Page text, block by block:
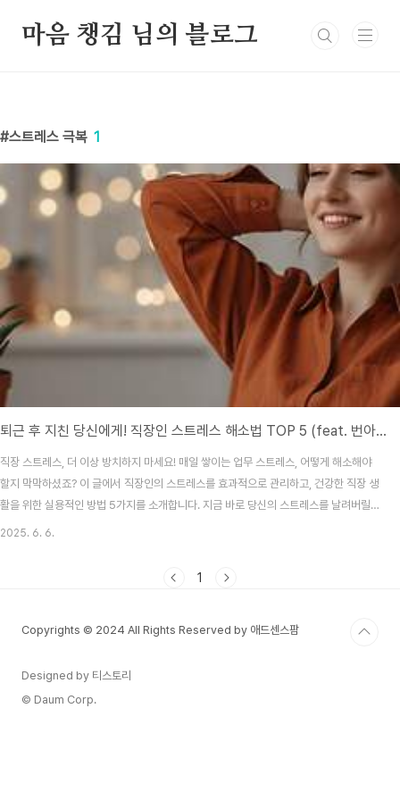
마음 챙김 님의 블로그
스트레스 극복 1
퇴근 후 지친 당신에게! 직장인 스트레스 해소법 TOP 5 (feat. 번아웃 극복)
직장 스트레스, 더 이상 방치하지 마세요! 매일 쌓이는 업무 스트레스, 어떻게 해소해야
할지 막막하셨죠? 이 글에서 직장인의 스트레스를 효과적으로 관리하고, 건강한 직장 생
활을 위한 실용적인 방법 5가지를 소개합니다. 지금 바로 당신의 스트레스를 날려버릴
솔루션을 찾아보세요! 아, 직장인이라면 누구나 공감할 거예요. 아침에 눈 뜨는 순간부터
도 현명하게 대처하..
2025. 6. 6.
1
Copyrights © 2024 All Rights Reserved by 애드센스팜
Designed by 티스토리
© Daum Corp.